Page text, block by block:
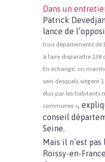
Dans un
Patrick
lance de
trois départements de
à faire disparaître 138
En échange, on
sein desquels siègent
élus par les habitants
communes »,
conseil
Seine.
Mais il n’est
Roissy-en-